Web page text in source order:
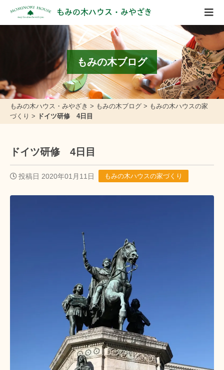
もみの木ハウス・みやざき
もみの木ブログ
もみの木ハウス・みやざき > もみの木ブログ > もみの木ハウスの家
づくり > ドイツ研修 4日目
ドイツ研修 4日目
投稿日 2020年01月11日 もみの木ハウスの家づくり